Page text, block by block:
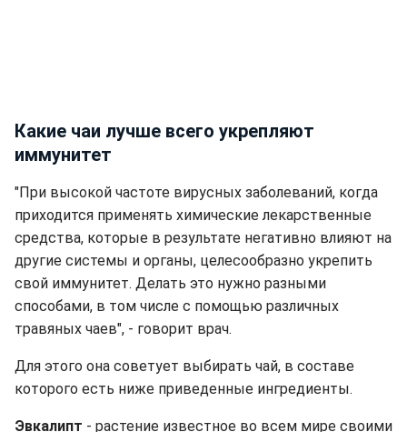
Какие чаи лучше всего укрепляют
иммунитет
"При высокой частоте вирусных заболеваний, когда
приходится применять химические лекарственные
средства, которые в результате негативно влияют на
другие системы и органы, целесообразно укрепить
свой иммунитет. Делать это нужно разными
способами, в том числе с помощью различных
травяных чаев", - говорит врач.
Для этого она советует выбирать чай, в составе
которого есть ниже приведенные ингредиенты.
Эвкалипт - растение известное во всем мире своими